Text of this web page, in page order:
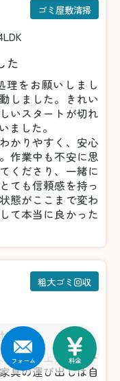
ゴミ屋敷清掃
た
理をお願いしまし
しました。きれい
いスタートが切れ
ました。
かりやすく、安心
作業中も不安に思
くださり、一緒に
ても信頼感を持っ
態がここまで変わ
て本当に良かった
粗大ゴミ回収
！
想像以上にスムー
具の運び出しは自
フォーム 料金